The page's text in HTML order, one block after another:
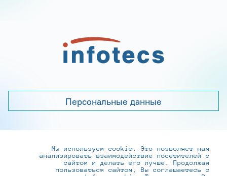
Персональные данные
+7 (495) 737-6192, 8-800-250-0-260
practice@infotecs.ru,hr@infotecs.ru
Мы используем cookie. Это позволяет нам
анализировать взаимодействие посетителей с
сайтом и делать его лучше. Продолжая
пользоваться сайтом, Вы соглашаетесь с